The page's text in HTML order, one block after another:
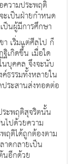
วามประพฤติ
เป็นฝ่ายกำหนด
ป็นผู้มีการศึกษา
เริ่มแต่ศีลไป ก็
เกิดขึ้น เมื่อใด
นบุคคล จึงจะนับ
ธรรมทั้งหลายใน
ระสานส่งทอดต่อ
ะพฤติสุจริตนั้น
ไปด้วยความ
ฤติได้ถูกต้องตาม
ดกลายเป็น
นอีกด้วย